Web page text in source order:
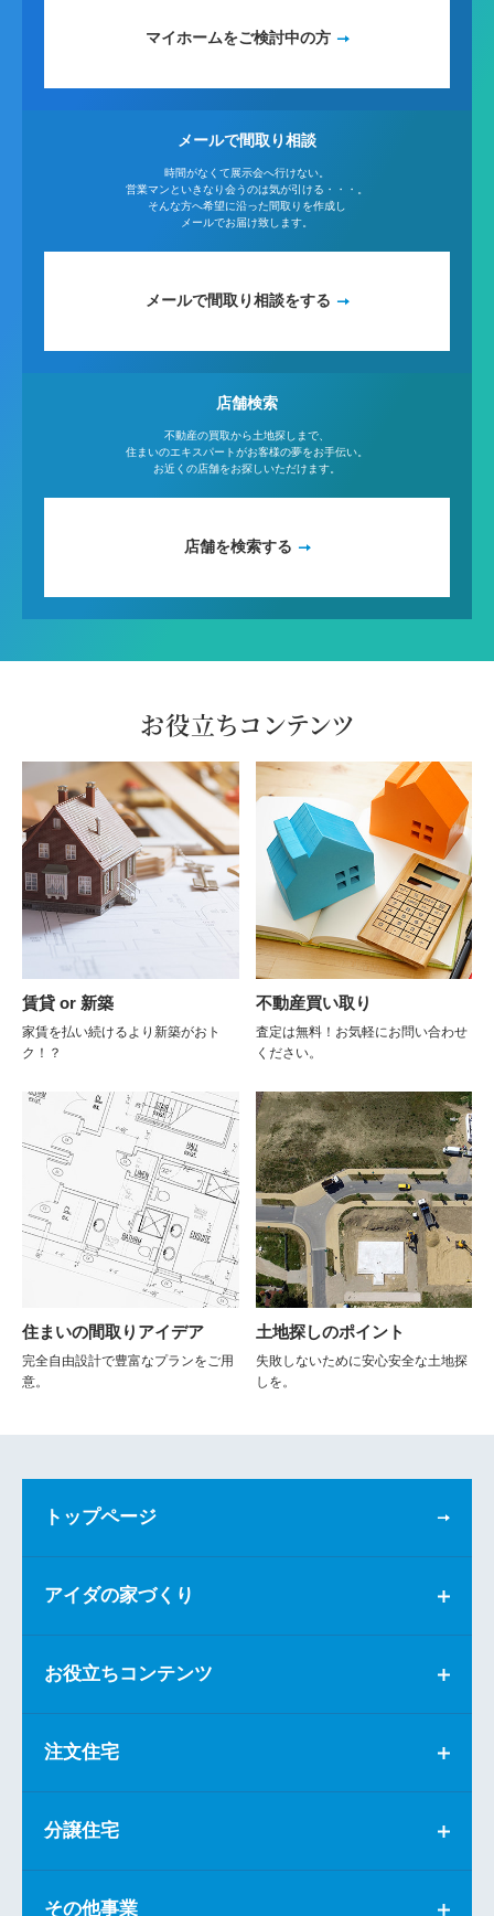
マイホームをご検討中の方
メールで間取り相談
時間がなくて展示会へ行けない。
営業マンといきなり会うのは気が引ける・・・。
そんな方へ希望に沿った間取りを作成し
メールでお届け致します。
メールで間取り相談をする
店舗検索
不動産の買取から土地探しまで、
住まいのエキスパートがお客様の夢をお手伝い。
お近くの店舗をお探しいただけます。
店舗を検索する
お役立ちコンテンツ
賃貸 or 新築
家賃を払い続けるより新築がおト
ク！？
不動産買い取り
査定は無料！お気軽にお問い合わせ
ください。
住まいの間取りアイデア
完全自由設計で豊富なプランをご用
意。
土地探しのポイント
失敗しないために安心安全な土地探
しを。
トップページ
アイダの家づくり
お役立ちコンテンツ
注文住宅
分譲住宅
その他事業